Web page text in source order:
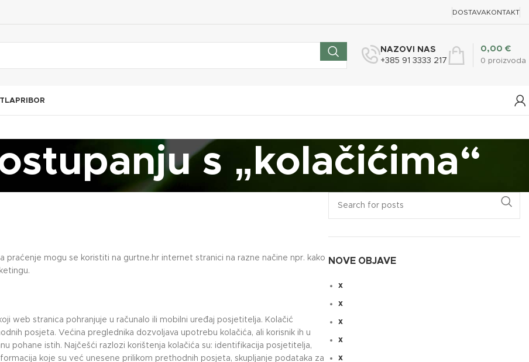
DOSTAVAKONTAKT
NAZOVI NAS
+385 91 3333 217
0 proizvoda
0,00 €
PRIBOR
s „kolačićima“
praćenje mogu se koristiti na gurtne.hr internet stranici na razne načine npr. kako
web stranica pohranjuje u računalo ili mobilni uređaj posjetitelja. Kolačić
posjeta. Većina preglednika dozvoljava upotrebu kolačića, ali korisnik ih u
pohane istih. Najčešći razlozi korištenja kolačića su: identifikacija posjetitelja,
koje su već unesene prilikom prethodnih posjeta, skupljanje podataka za
NOVE OBJAVE
x
x
x
x
x